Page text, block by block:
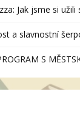
Jak jsme si užili
a slavnostní
S